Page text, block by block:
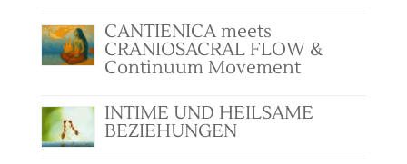
CANTIENICA meets
CRANIOSACRAL FLOW &
Continuum Movement
INTIME UND HEILSAME
BEZIEHUNGEN